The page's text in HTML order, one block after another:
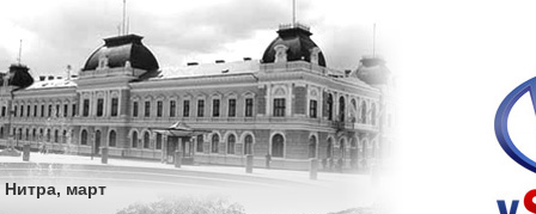
Нитра, март